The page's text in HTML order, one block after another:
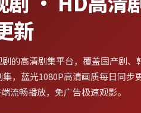
新
的高清剧集平台，覆盖国产剧、
，蓝光1080P高清画质每日同步
流畅播放，免广告极速观影。